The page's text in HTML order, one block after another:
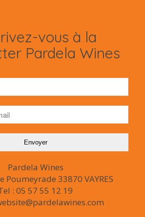
vous à la
Pardela Wines
Pardela Wines
Poumeyrade 33870 VAYRES
: 05 57 55 12 19